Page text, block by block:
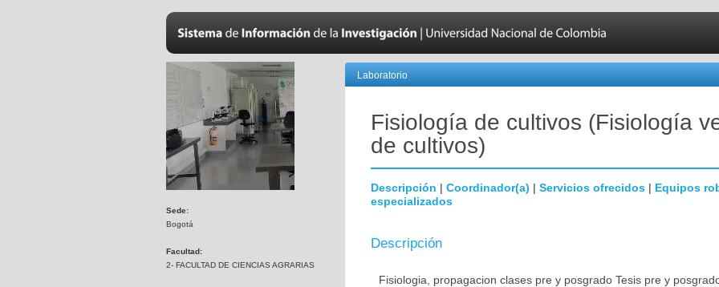
Sede:
Bogotá
Facultad:
2- FACULTAD DE CIENCIAS AGRARIAS
Laboratorio
Fisiología de cultivos (Fisiología
de cultivos)
Descripción | Coordinador(a) | Servicios ofrecidos | Equipos
especializados
Descripción
Fisiologia, propagacion clases pre y posgrado Tesis pre y